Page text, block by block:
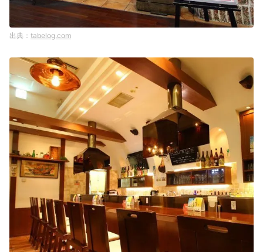
tabelog.com